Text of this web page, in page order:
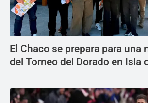
El Chaco se prepara para una
del Torneo del Dorado en Isla